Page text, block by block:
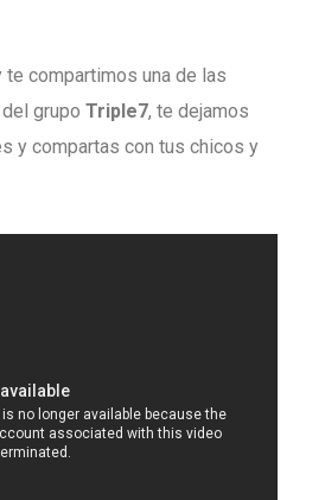
te compartimos una de las
grupo Triple7, te dejamos
y compartas con tus chicos y